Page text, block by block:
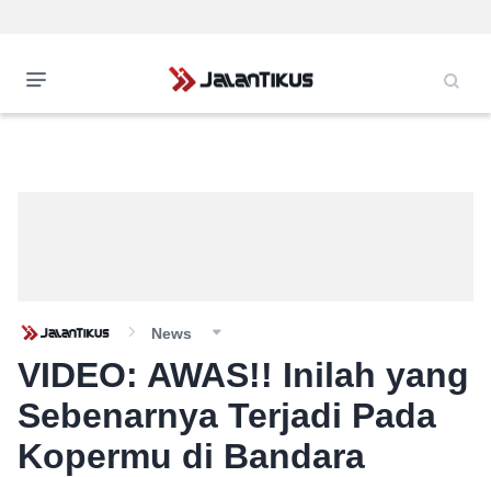
News
VIDEO: AWAS!! Inilah yang
Sebenarnya Terjadi Pada
Kopermu di Bandara